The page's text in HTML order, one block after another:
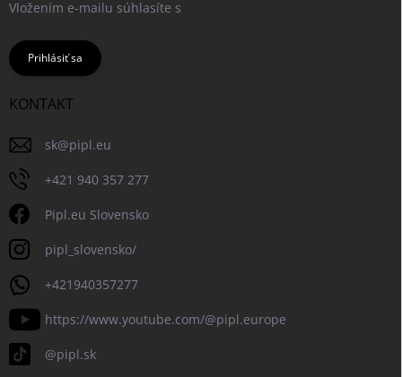
Vložením e-mailu súhlasíte s
Prihlásiť sa
KONTAKT
sk@pipl.eu
+421 940 357 277
Pipl.eu Slovensko
pipl_slovensko/
+421940357277
https://www.youtube.com/@pipl.europe
@pipl.sk